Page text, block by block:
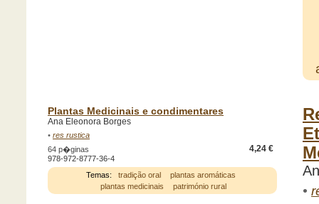
Plantas Medicinais e condimentares
Ana Eleonora Borges
• res rustica
4,24 €
64 p�ginas
978-972-8777-36-4
Temas:
tradição oral
plantas aromáticas
plantas medicinais
património rural •